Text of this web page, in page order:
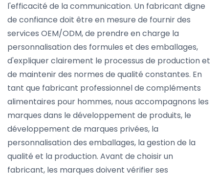
l'efficacité de la communication. Un fabricant digne
de confiance doit être en mesure de fournir des
services OEM/ODM, de prendre en charge la
personnalisation des formules et des emballages,
d'expliquer clairement le processus de production et
de maintenir des normes de qualité constantes. En
tant que fabricant professionnel de compléments
alimentaires pour hommes, nous accompagnons les
marques dans le développement de produits, le
développement de marques privées, la
personnalisation des emballages, la gestion de la
qualité et la production. Avant de choisir un
fabricant, les marques doivent vérifier ses